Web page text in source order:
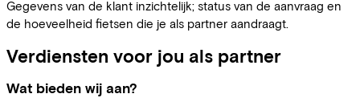
Gegevens van de klant inzichtelijk; status van de aanvraag en
de hoeveelheid fietsen die je als partner aandraagt.
Verdiensten voor jou als partner
Wat bieden wij aan?